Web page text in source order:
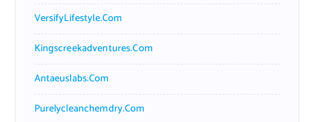
VersifyLifestyle.com
Kingscreekadventures.com
Antaeuslabs.com
Purelycleanchemdry.com